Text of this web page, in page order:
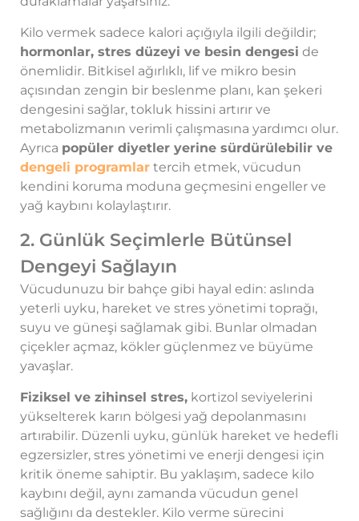
Kilo vermek sadece kalori açığıyla ilgili değildir;
hormonlar, stres düzeyi ve besin dengesi de
önemlidir. Bitkisel ağırlıklı, lif ve mikro besin
açısından zengin bir beslenme planı, kan şekeri
dengesini sağlar, tokluk hissini artırır ve
metabolizmanın verimli çalışmasına yardımcı olur.
Ayrıca popüler diyetler yerine sürdürülebilir ve
dengeli programlar tercih etmek, vücudun
kendini koruma moduna geçmesini engeller ve
yağ kaybını kolaylaştırır.
2. Günlük Seçimlerle Bütünsel
Dengeyi Sağlayın
Vücudunuzu bir bahçe gibi hayal edin: aslında
yeterli uyku, hareket ve stres yönetimi toprağı,
suyu ve güneşi sağlamak gibi. Bunlar olmadan
çiçekler açmaz, kökler güçlenmez ve büyüme
yavaşlar.
Fiziksel ve zihinsel stres, kortizol seviyelerini
yükselterek karın bölgesi yağ depolanmasını
artırabilir. Düzenli uyku, günlük hareket ve hedefli
egzersizler, stres yönetimi ve enerji dengesi için
kritik öneme sahiptir. Bu yaklaşım, sadece kilo
kaybını değil, aynı zamanda vücudun genel
sağlığını da destekler. Kilo verme sürecini